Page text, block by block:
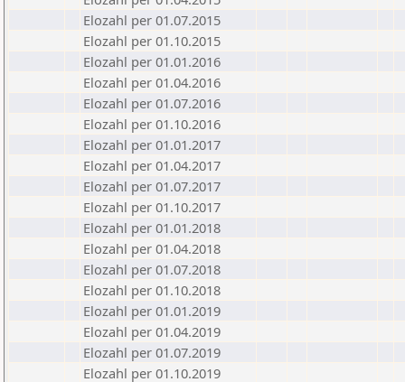
Elozahl per 01.07.2015
Elozahl per 01.10.2015
Elozahl per 01.01.2016
Elozahl per 01.04.2016
Elozahl per 01.07.2016
Elozahl per 01.10.2016
Elozahl per 01.01.2017
Elozahl per 01.04.2017
Elozahl per 01.07.2017
Elozahl per 01.10.2017
Elozahl per 01.01.2018
Elozahl per 01.04.2018
Elozahl per 01.07.2018
Elozahl per 01.10.2018
Elozahl per 01.01.2019
Elozahl per 01.04.2019
Elozahl per 01.07.2019
Elozahl per 01.10.2019